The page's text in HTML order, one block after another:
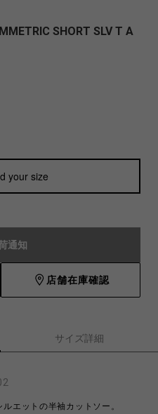
SHORT SLV T A
your size
通知
店舗在庫確認
サイズ詳細
エットの半袖カットソー。